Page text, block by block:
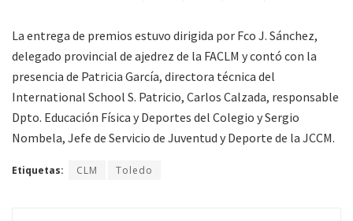
La entrega de premios estuvo dirigida por Fco J. Sánchez,
delegado provincial de ajedrez de la FACLM y contó con la
presencia de Patricia García, directora técnica del
International School S. Patricio, Carlos Calzada, responsable
Dpto. Educación Física y Deportes del Colegio y Sergio
Nombela, Jefe de Servicio de Juventud y Deporte de la JCCM.
Etiquetas: CLM Toledo